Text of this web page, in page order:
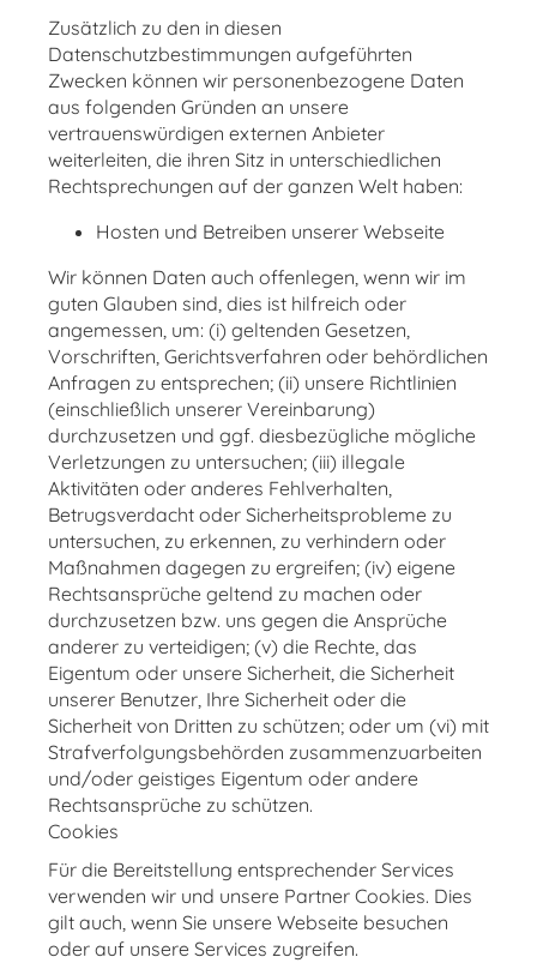
Zusätzlich zu den in diesen
Datenschutzbestimmungen aufgeführten
Zwecken können wir personenbezogene Daten
aus folgenden Gründen an unsere
vertrauenswürdigen externen Anbieter
weiterleiten, die ihren Sitz in unterschiedlichen
Rechtsprechungen auf der ganzen Welt haben:
Hosten und Betreiben unserer Webseite
Wir können Daten auch offenlegen, wenn wir im
guten Glauben sind, dies ist hilfreich oder
angemessen, um: (i) geltenden Gesetzen,
Vorschriften, Gerichtsverfahren oder behördlichen
Anfragen zu entsprechen; (ii) unsere Richtlinien
(einschließlich unserer Vereinbarung)
durchzusetzen und ggf. diesbezügliche mögliche
Verletzungen zu untersuchen; (iii) illegale
Aktivitäten oder anderes Fehlverhalten,
Betrugsverdacht oder Sicherheitsprobleme zu
untersuchen, zu erkennen, zu verhindern oder
Maßnahmen dagegen zu ergreifen; (iv) eigene
Rechtsansprüche geltend zu machen oder
durchzusetzen bzw. uns gegen die Ansprüche
anderer zu verteidigen; (v) die Rechte, das
Eigentum oder unsere Sicherheit, die Sicherheit
unserer Benutzer, Ihre Sicherheit oder die
Sicherheit von Dritten zu schützen; oder um (vi) mit
Strafverfolgungsbehörden zusammenzuarbeiten
und/oder geistiges Eigentum oder andere
Rechtsansprüche zu schützen.
Cookies
Für die Bereitstellung entsprechender Services
verwenden wir und unsere Partner Cookies. Dies
gilt auch, wenn Sie unsere Webseite besuchen
oder auf unsere Services zugreifen.